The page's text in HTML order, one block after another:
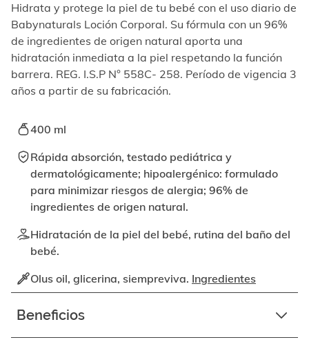
hay
ningún
elemento
enfocable,
los
videos
activando
botón
correspondiente.
Hidrata y protege la piel de tu bebé con el uso diario de
Babynaturals Loción Corporal. Su fórmula con un 96%
de ingredientes de origen natural aporta una
hidratación inmediata a la piel respetando la función
barrera. REG. I.S.P N° 558C- 258. Período de vigencia 3
años a partir de su fabricación.
400 ml
Rápida absorción, testado pediátrica y
dermatológicamente; hipoalergénico: formulado
para minimizar riesgos de alergia; 96% de
ingredientes de origen natural.
Hidratación de la piel del bebé, rutina del baño del
bebé.
Olus oil, glicerina, siempreviva. Ingredientes
Beneficios